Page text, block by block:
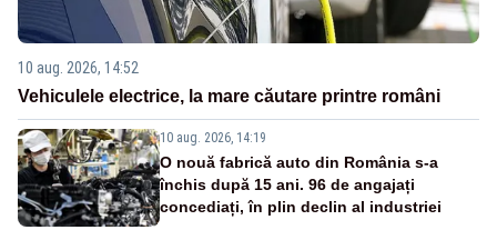
10 aug. 2026, 14:52
Vehiculele electrice, la mare căutare printre români
10 aug. 2026, 14:19
O nouă fabrică auto din România s-a
închis după 15 ani. 96 de angajați
concediați, în plin declin al industriei